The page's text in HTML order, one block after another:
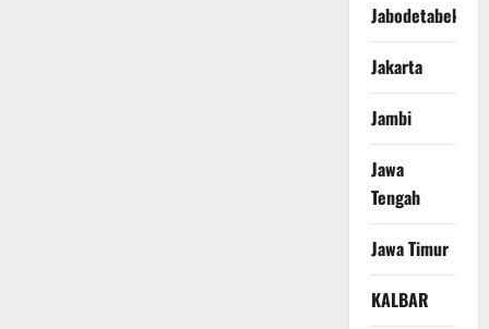
Jabodetabek
Jakarta
Jambi
Jawa
Tengah
Jawa Timur
KALBAR